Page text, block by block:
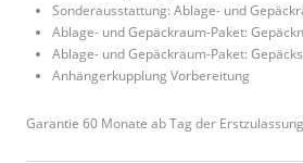
Sonderausstattung: Ablage- und
Ablage- und Gepäckraum-Paket:
Ablage- und Gepäckraum-Paket:
Anhängerkupplung Vorbereitung
Garantie 60 Monate ab Tag der